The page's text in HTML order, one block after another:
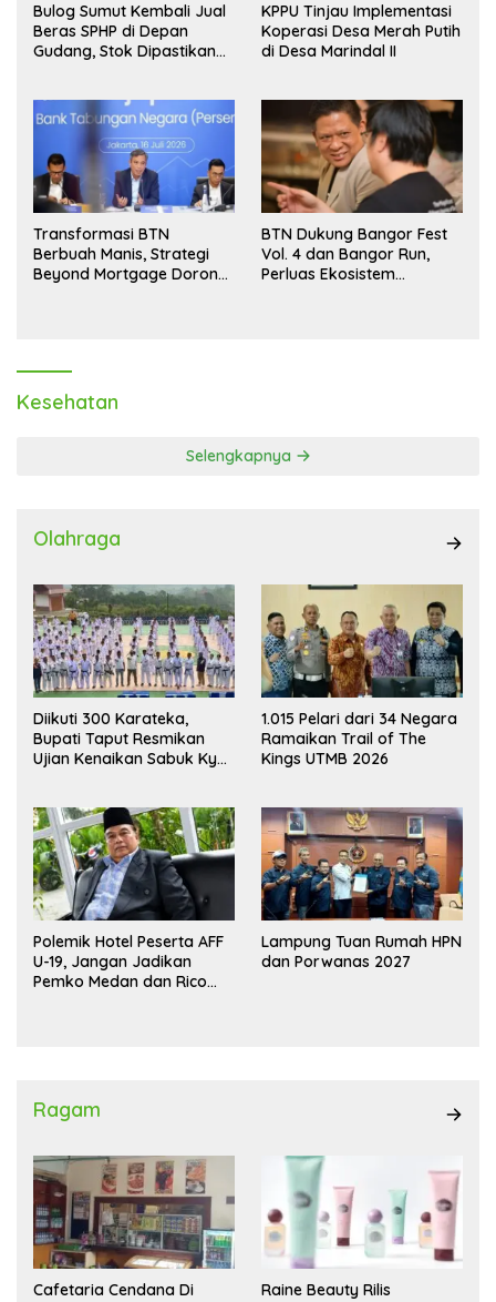
Bulog Sumut Kembali Jual
Beras SPHP di Depan
Gudang, Stok Dipastikan
KPPU Tinjau Implementasi
Koperasi Desa Merah Putih
di Desa Marindal II
Transformasi BTN
Berbuah Manis, Strategi
Beyond Mortgage Dorong
BTN Dukung Bangor Fest
Vol. 4 dan Bangor Run,
Perluas Ekosistem
Kesehatan
Selengkapnya
Olahraga
Diikuti 300 Karateka,
Bupati Taput Resmikan
Ujian Kenaikan Sabuk Kyu
1.015 Pelari dari 34 Negara
Ramaikan Trail of The
Kings UTMB 2026
Polemik Hotel Peserta AFF
U-19, Jangan Jadikan
Pemko Medan dan Rico
Lampung Tuan Rumah HPN
dan Porwanas 2027
Ragam
Cafetaria Cendana Di
Raine Beauty Rilis